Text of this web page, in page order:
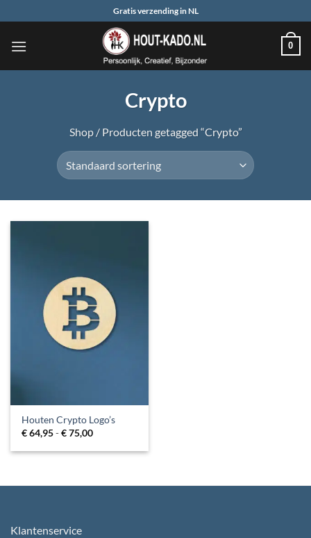
naar
inhoud
Gratis verzending in NL
0
Crypto
Shop / Producten getagged “Crypto”
Houten Crypto Logo’s
€64,95-€75,00Prijsklasse:
tot
Klantenservice